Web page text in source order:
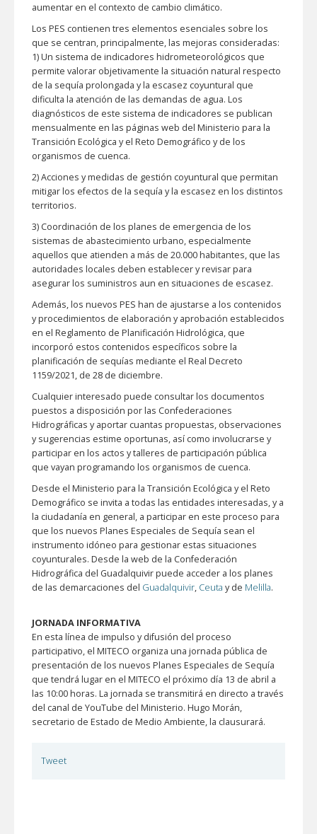
aumentar en el contexto de cambio climático.
Los PES contienen tres elementos esenciales sobre los
que se centran, principalmente, las mejoras consideradas:
1) Un sistema de indicadores hidrometeorológicos que
permite valorar objetivamente la situación natural respecto
de la sequía prolongada y la escasez coyuntural que
dificulta la atención de las demandas de agua. Los
diagnósticos de este sistema de indicadores se publican
mensualmente en las páginas web del Ministerio para la
Transición Ecológica y el Reto Demográfico y de los
organismos de cuenca.
2) Acciones y medidas de gestión coyuntural que permitan
mitigar los efectos de la sequía y la escasez en los distintos
territorios.
3) Coordinación de los planes de emergencia de los
sistemas de abastecimiento urbano, especialmente
aquellos que atienden a más de 20.000 habitantes, que las
autoridades locales deben establecer y revisar para
asegurar los suministros aun en situaciones de escasez.
Además, los nuevos PES han de ajustarse a los contenidos
y procedimientos de elaboración y aprobación establecidos
en el Reglamento de Planificación Hidrológica, que
incorporó estos contenidos específicos sobre la
planificación de sequías mediante el Real Decreto
1159/2021, de 28 de diciembre.
Cualquier interesado puede consultar los documentos
puestos a disposición por las Confederaciones
Hidrográficas y aportar cuantas propuestas, observaciones
y sugerencias estime oportunas, así como involucrarse y
participar en los actos y talleres de participación pública
que vayan programando los organismos de cuenca.
Desde el Ministerio para la Transición Ecológica y el Reto
Demográfico se invita a todas las entidades interesadas, y a
la ciudadanía en general, a participar en este proceso para
que los nuevos Planes Especiales de Sequía sean el
instrumento idóneo para gestionar estas situaciones
coyunturales. Desde la web de la Confederación
Hidrográfica del Guadalquivir puede acceder a los planes
de las demarcaciones del Guadalquivir, Ceuta y de Melilla.
JORNADA INFORMATIVA
En esta línea de impulso y difusión del proceso
participativo, el MITECO organiza una jornada pública de
presentación de los nuevos Planes Especiales de Sequía
que tendrá lugar en el MITECO el próximo día 13 de abril a
las 10:00 horas. La jornada se transmitirá en directo a través
del canal de YouTube del Ministerio. Hugo Morán,
secretario de Estado de Medio Ambiente, la clausurará.
Tweet